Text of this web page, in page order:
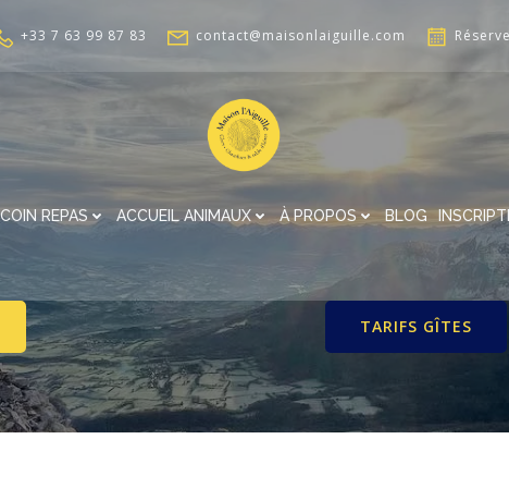
+33 7 63 99 87 83 contact@maisonlaiguille.com
COIN REPAS ACCUEIL ANIMAUX À PROPOS BLOG
TARIFS GÎTES